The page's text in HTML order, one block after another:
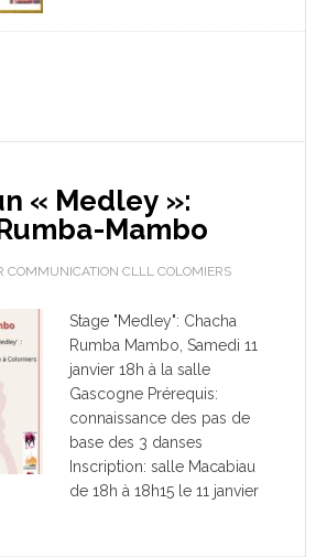
« Medley »:
Mambo
COMMUNICATION CLLL COLOMIERS
Stage "Medley": Chacha
Rumba Mambo, Samedi 11
janvier 18h à la salle
Gascogne Prérequis:
connaissance des pas de
base des 3 danses
Inscription: salle Macabiau
de 18h à 18h15 le 11 janvier